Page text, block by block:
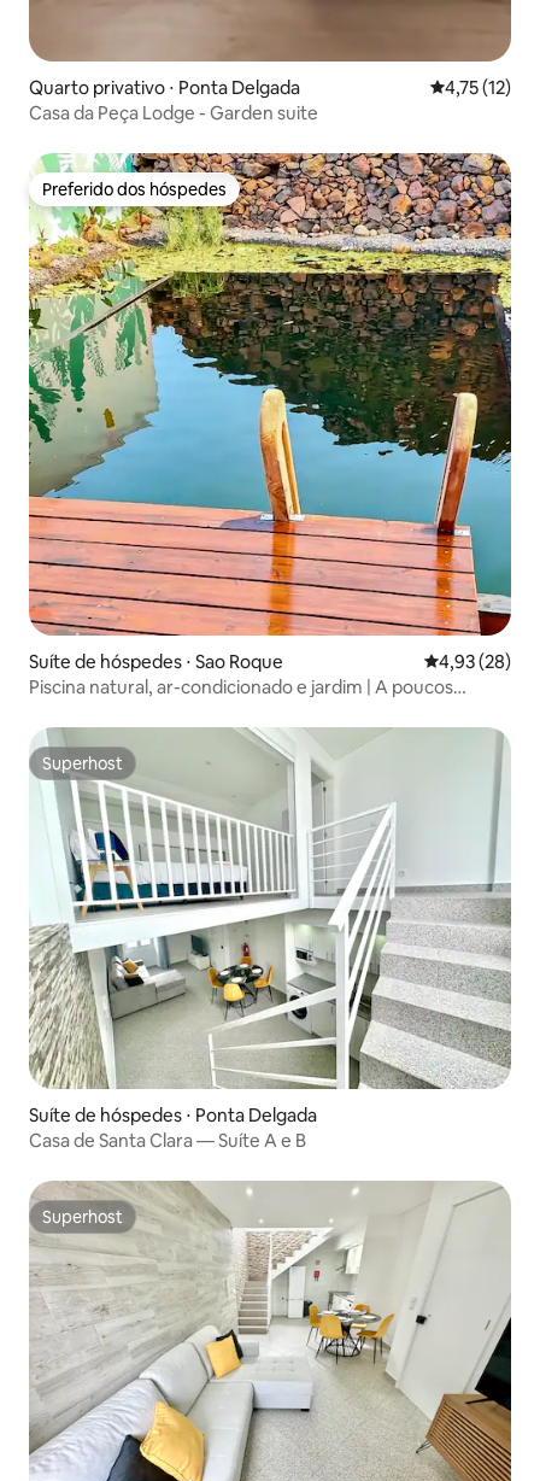
Quarto privativo ⋅ Ponta Delgada 4,75 de uma
4,75 (12)
Casa da Peça Lodge - Garden suite
Preferido dos hóspedes
Preferido dos hóspedes
Suíte de hóspedes ⋅ Sao Roque 4,93 de uma
4,93 (28)
Piscina natural, ar-condicionado e jardim | A poucos
Superhost
Superhost
Suíte de hóspedes ⋅ Ponta Delgada
Casa de Santa Clara — Suíte A e B
Superhost
Superhost